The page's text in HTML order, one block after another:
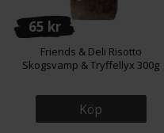
65 kr
Friends & Deli Risotto
Skogsvamp & Tryffellyx 300g
Köp